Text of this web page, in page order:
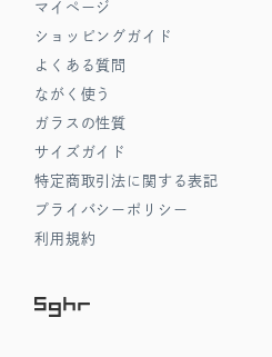
マイページ
ショッピングガイド
よくある質問
ながく使う
ガラスの性質
サイズガイド
特定商取引法に関する表記
プライバシーポリシー
利用規約